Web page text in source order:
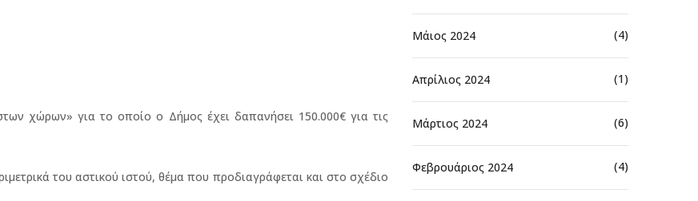
χώρων» για το οποίο ο Δήμος έχει δαπανήσει 150.000€ για τις
του αστικού ιστού, θέμα που προδιαγράφεται και στο σχέδιο
Μάιος 2024 (4)
Απρίλιος 2024 (1)
Μάρτιος 2024 (6)
Φεβρουάριος 2024 (4)